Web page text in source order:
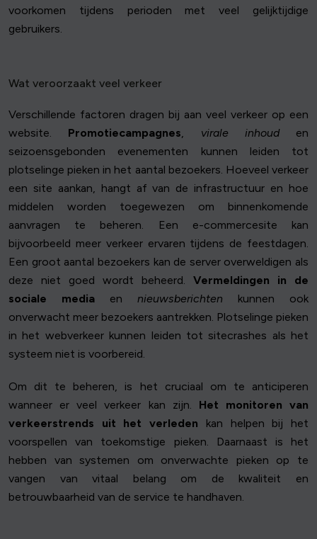
voorkomen tijdens perioden met veel gelijktijdige
gebruikers.
Wat veroorzaakt veel verkeer
Verschillende factoren dragen bij aan veel verkeer op een
website. Promotiecampagnes, virale inhouden
seizoensgebonden evenementen kunnen leiden tot
plotselinge pieken in het aantal bezoekers. Hoeveel verkeer
een site aankan, hangt af van de infrastructuur en hoe
middelen worden toegewezen om binnenkomende
aanvragen te beheren. Een e-commercesite kan
bijvoorbeeld meer verkeer ervaren tijdens de feestdagen.
Een groot aantal bezoekers kan de server overweldigen als
deze niet goed wordt beheerd. Vermeldingen in de
sociale media en nieuwsberichten kunnen ook
onverwacht meer bezoekers aantrekken. Plotselinge pieken
in het webverkeer kunnen leiden tot sitecrashes als het
systeem niet is voorbereid.
Om dit te beheren, is het cruciaal om te anticiperen
wanneer er veel verkeer kan zijn. Het monitoren van
verkeerstrends uit het verleden kan helpen bij het
voorspellen van toekomstige pieken. Daarnaast is het
hebben van systemen om onverwachte pieken op te
vangen van vitaal belang om de kwaliteit en
betrouwbaarheid van de service te handhaven.